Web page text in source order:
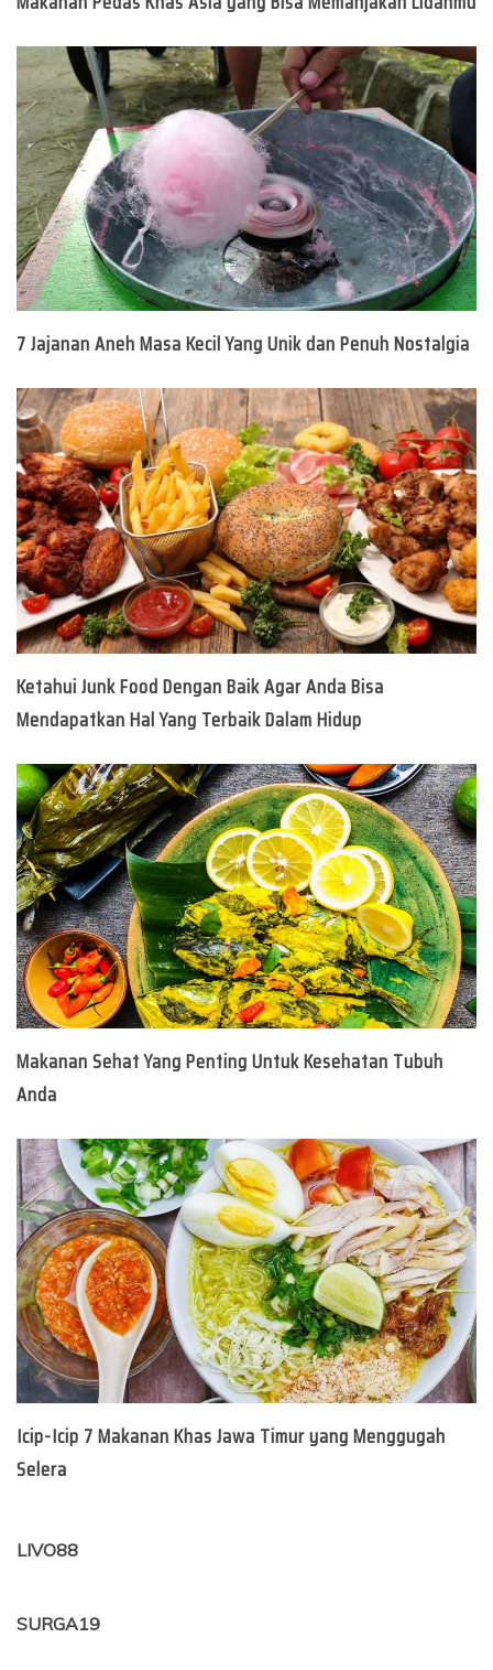
7 Jajanan Aneh Masa Kecil Yang Unik dan Penuh Nostalgia
Ketahui Junk Food Dengan Baik Agar Anda Bisa
Mendapatkan Hal Yang Terbaik Dalam Hidup
Makanan Sehat Yang Penting Untuk Kesehatan Tubuh
Anda
Icip-Icip 7 Makanan Khas Jawa Timur yang Menggugah
Selera
LIVO88
SURGA19